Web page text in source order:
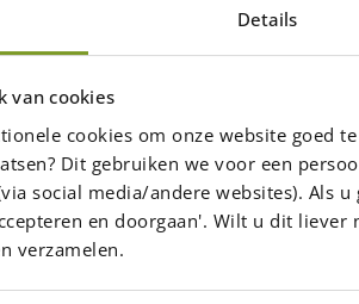
Details
van cookies
cookies om onze website goed
Dit gebruiken we voor een
social media/andere websites). Als
en doorgaan'. Wilt u dit liever
verzamelen.